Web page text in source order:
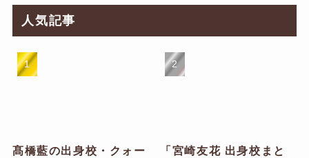
人気記事
髙橋藍の出身校・クォー
「宮崎友花 出身校まと